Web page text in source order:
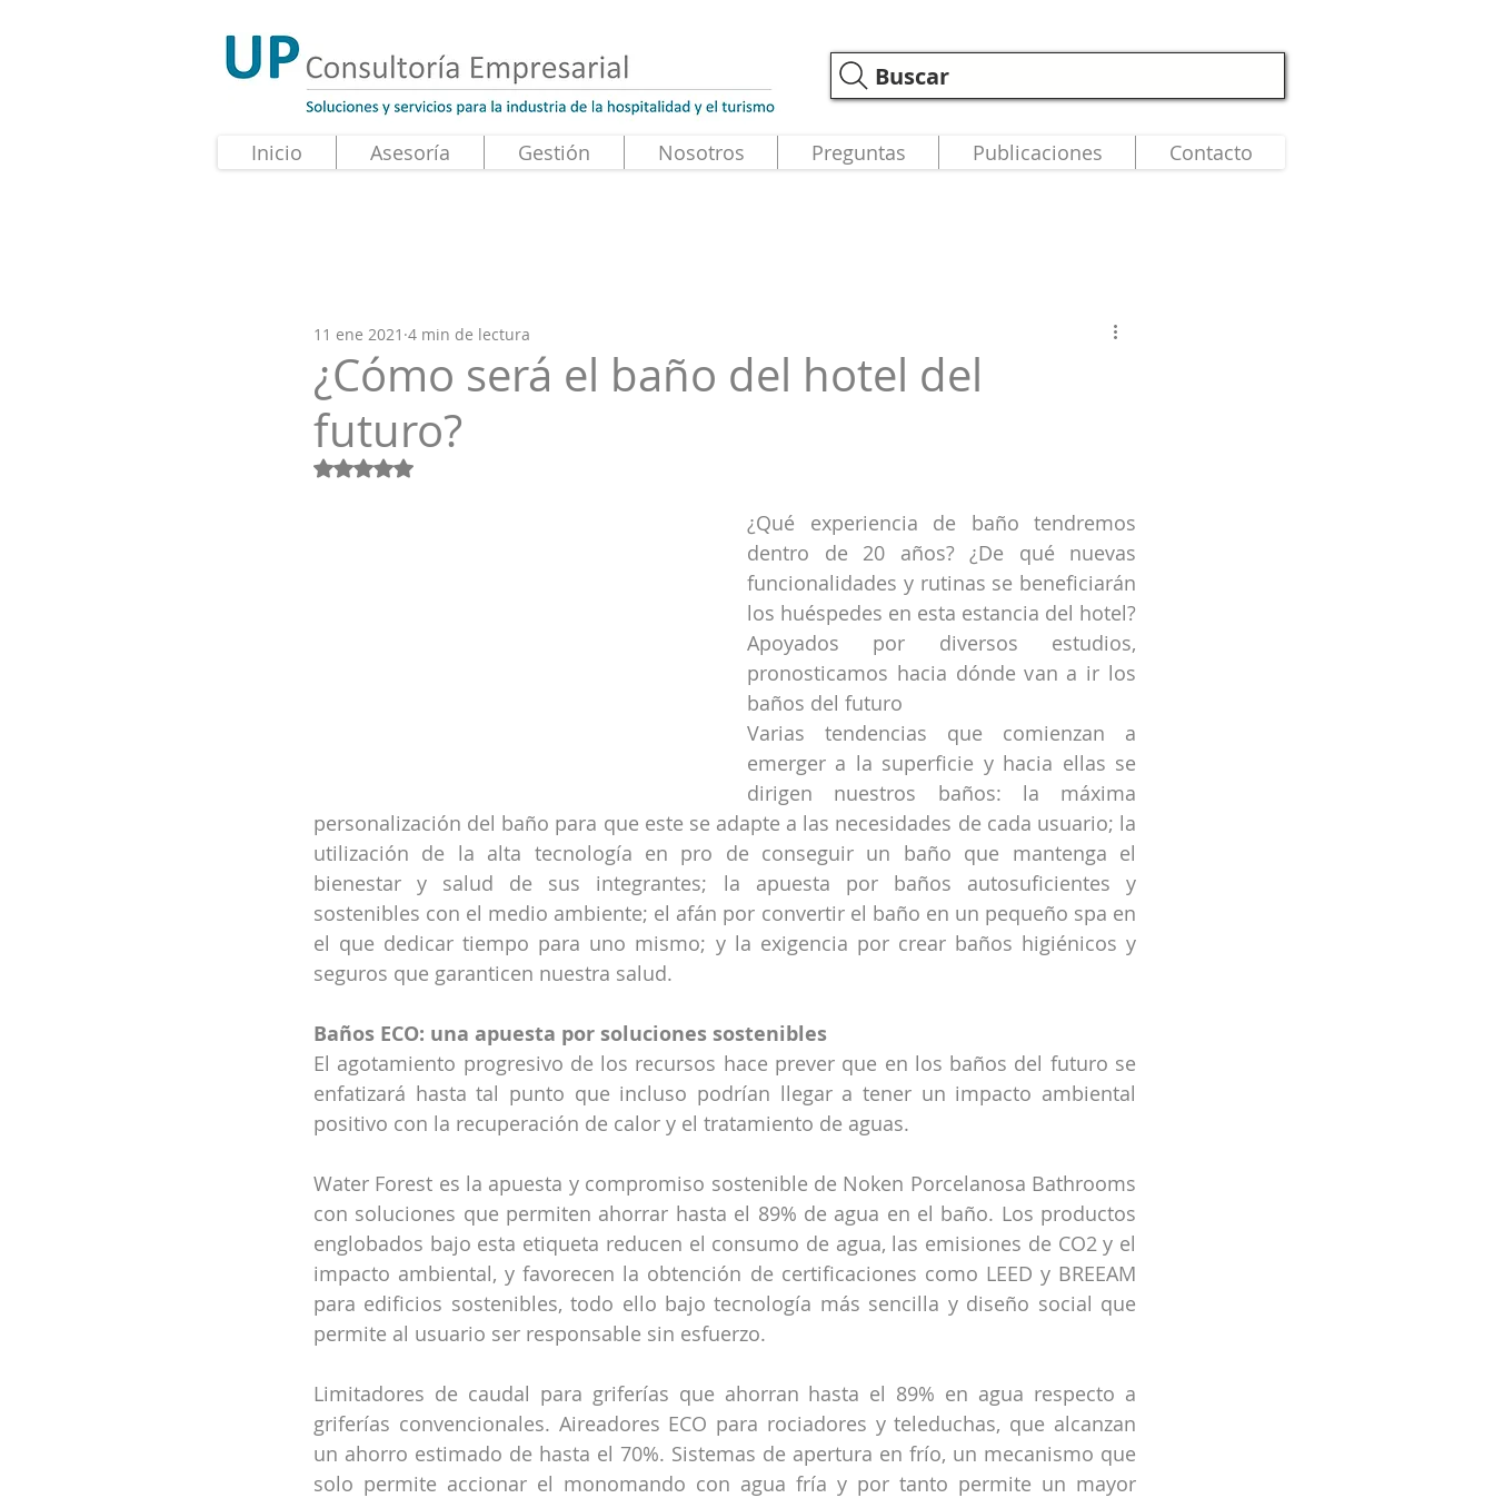
Buscar
Inicio Asesoría Gestión Nosotros Preguntas Publicaciones Contacto
¿Cómo será el baño del hotel del
futuro?
11 ene 2021 4 min de lectura
Obtuvo NaN de 5 estrellas.
¿Qué experiencia de baño tendremos
dentro de 20 años? ¿De qué nuevas
funcionalidades y rutinas se beneficiarán
los huéspedes en esta estancia del hotel?
Apoyados por diversos estudios,
pronosticamos hacia dónde van a ir los
baños del futuro
Varias tendencias que comienzan a
emerger a la superficie y hacia ellas se
dirigen nuestros baños: la máxima
personalización del baño para que este se adapte a las necesidades de cada usuario; la
utilización de la alta tecnología en pro de conseguir un baño que mantenga el
bienestar y salud de sus integrantes; la apuesta por baños autosuficientes y
sostenibles con el medio ambiente; el afán por convertir el baño en un pequeño spa en
el que dedicar tiempo para uno mismo; y la exigencia por crear baños higiénicos y
seguros que garanticen nuestra salud.
Baños ECO: una apuesta por soluciones sostenibles
El agotamiento progresivo de los recursos hace prever que en los baños del futuro se
enfatizará hasta tal punto que incluso podrían llegar a tener un impacto ambiental
positivo con la recuperación de calor y el tratamiento de aguas.
Water Forest es la apuesta y compromiso sostenible de Noken Porcelanosa Bathrooms
con soluciones que permiten ahorrar hasta el 89% de agua en el baño. Los productos
englobados bajo esta etiqueta reducen el consumo de agua, las emisiones de CO2 y el
impacto ambiental, y favorecen la obtención de certificaciones como LEED y BREEAM
para edificios sostenibles, todo ello bajo tecnología más sencilla y diseño social que
permite al usuario ser responsable sin esfuerzo.
Limitadores de caudal para griferías que ahorran hasta el 89% en agua respecto a
griferías convencionales. Aireadores ECO para rociadores y teleduchas, que alcanzan
un ahorro estimado de hasta el 70%. Sistemas de apertura en frío, un mecanismo que
solo permite accionar el monomando con agua fría y por tanto permite un mayor